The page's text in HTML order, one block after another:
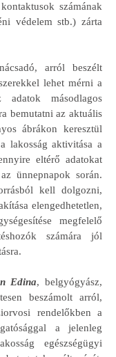
számának
védelem stb.) zárta
arról beszélt
lehet mérni a
másodlagos
bemutatni az aktuális
ábrákon keresztül
lakosság aktivitása a
eltérő adatokat
ünnepnapok során.
kell dolgozni,
elengedhetetlen,
megfelelő
számára jól
Edina, belgyógyász,
beszámolt arról,
rendelőkben a
a jelenleg
egészségügyi